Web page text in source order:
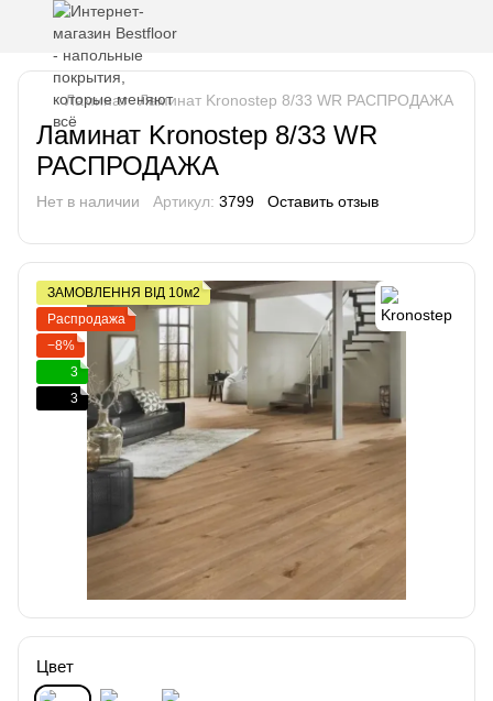
Ламинат Ламинат Kronostep 8/33 WR РАСПРОДАЖА
Ламинат Kronostep 8/33 WR
РАСПРОДАЖА
Нет в наличии Артикул: 3799 Оставить отзыв
ЗАМОВЛЕННЯ ВІД 10м2
Распродажа
−8%
3
3
Цвет